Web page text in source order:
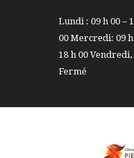
Lundi : 09 h 00 –
00 Mercredi: 09 h
18 h 00
Fermé